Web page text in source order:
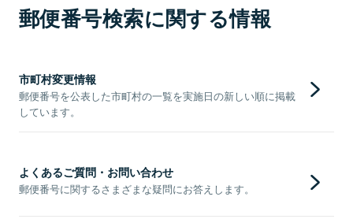
郵便番号検索に関する情報
市町村変更情報
郵便番号を公表した市町村の一覧を実施日の新しい順に掲載
しています。
よくあるご質問・お問い合わせ
郵便番号に関するさまざまな疑問にお答えします。